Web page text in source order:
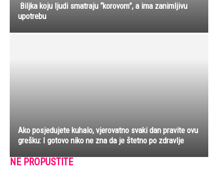
Biljka koju ljudi smatraju “korovom”, a ima zanimljivu
upotrebu
Ako posjedujete kuhalo, vjerovatno svaki dan pravite ovu
grešku: I gotovo niko ne zna da je štetno po zdravlje
NE PROPUSTITE